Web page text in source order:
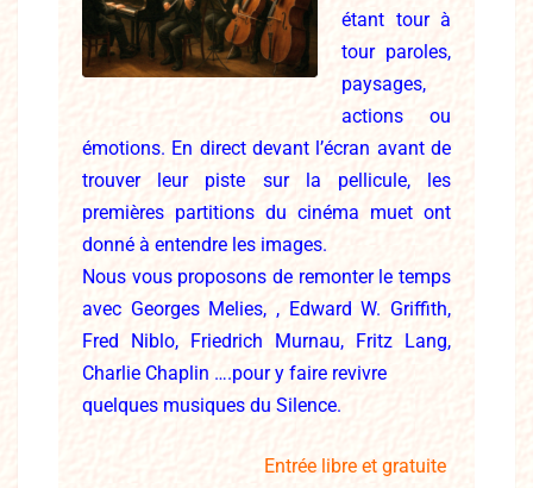
étant tour à
tour paroles,
paysages,
actions ou
émotions. En direct devant l’écran avant de
trouver leur piste sur la pellicule, les
premières partitions du cinéma muet ont
donné à entendre les images.
Nous vous proposons de remonter le temps
avec Georges Melies, , Edward W. Griffith,
Fred Niblo, Friedrich Murnau, Fritz Lang,
Charlie Chaplin ….pour y faire revivre
quelques musiques du Silence.
Entrée libre et gratuite